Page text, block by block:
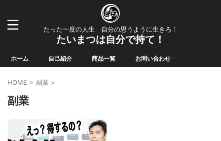
たった一度の人生 自分の思うように生きろ！
たいまつは自分で持て！
ホーム 自己紹介 商品一覧 お問い合わせ
HOME > 副業 >
副業